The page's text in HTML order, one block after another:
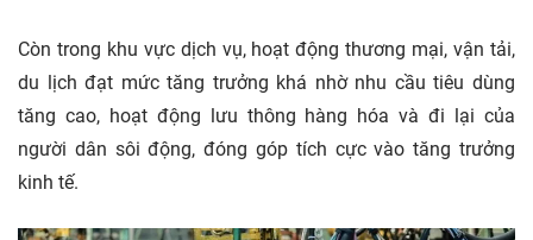
Còn trong khu vực dịch vụ, hoạt động thương mại, vận tải,
du lịch đạt mức tăng trưởng khá nhờ nhu cầu tiêu dùng
tăng cao, hoạt động lưu thông hàng hóa và đi lại của
người dân sôi động, đóng góp tích cực vào tăng trưởng
kinh tế.